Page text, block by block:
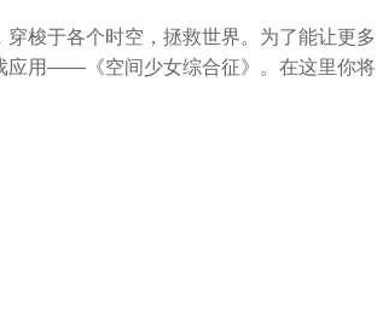
梭于各个时空，拯救世界。为了能让更多
应用——《空间少女综合征》。在这里你将